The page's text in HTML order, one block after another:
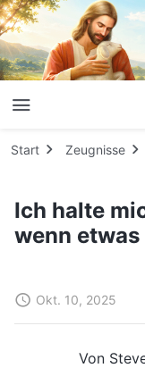
Start Zeugnisse
Ich halte
wenn
Okt. 10, 2025
Von